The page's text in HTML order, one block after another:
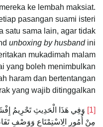
ke lembah maksiat.
pasangan suami isteri
satu sama lain, agar tidak
unboxing by husbandini
mukadimah malam
yang boleh menimbulkan
haram dan bertentangan
yang wajib ditinggalkan.
[1]
وَفِي هَذَا الْحَدِيثِ تَحْرِيمُ
مِنْ أُمُورِ الِاسْتِمْتَاعِ وَوَصْفِ